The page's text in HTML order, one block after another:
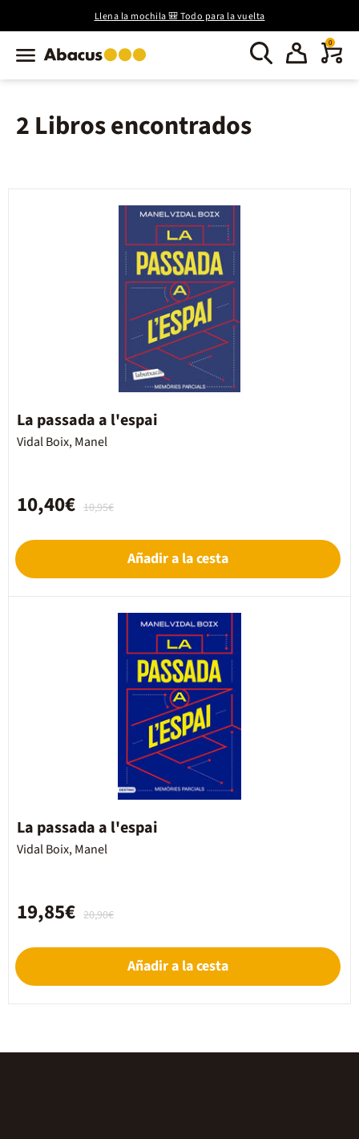
Llena la mochila 🎒 Todo para la vuelta
0
2 Libros encontrados
La passada a l'espai
Vidal Boix, Manel
10,95€
10,40€
Añadir a la cesta
La passada a l'espai
Vidal Boix, Manel
20,90€
19,85€
Añadir a la cesta